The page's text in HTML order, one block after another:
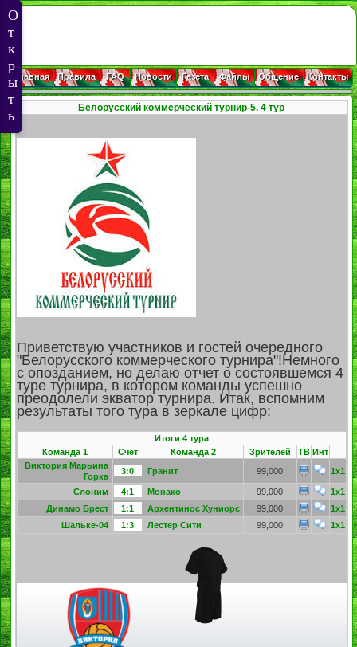
Главная Правила FAQ Новости Газета Файлы Общение Контакты
Белорусский коммерческий турнир-5. 4 тур
Приветствую участников и гостей очередного
"Белорусского коммерческого турнира"!Немного
с опозданием, но делаю отчет о состоявшемся 4
туре турнира, в котором команды успешно
преодолели экватор турнира. Итак, вспомним
результаты того тура в зеркале цифр:
Итоги 4 тура
Команда 1
Счет Команда 2 Зрителей ТВ Инт
Виктория Марьина
Горка
3:0 Гранит 99,000 1x1
Слоним 4:1 Монако 99,000
1x1
Динамо Брест
1:1 Архентинос Хуниорс 99,000
1x1
Шальке-04
1:3 Лестер Сити 99,000 1x1